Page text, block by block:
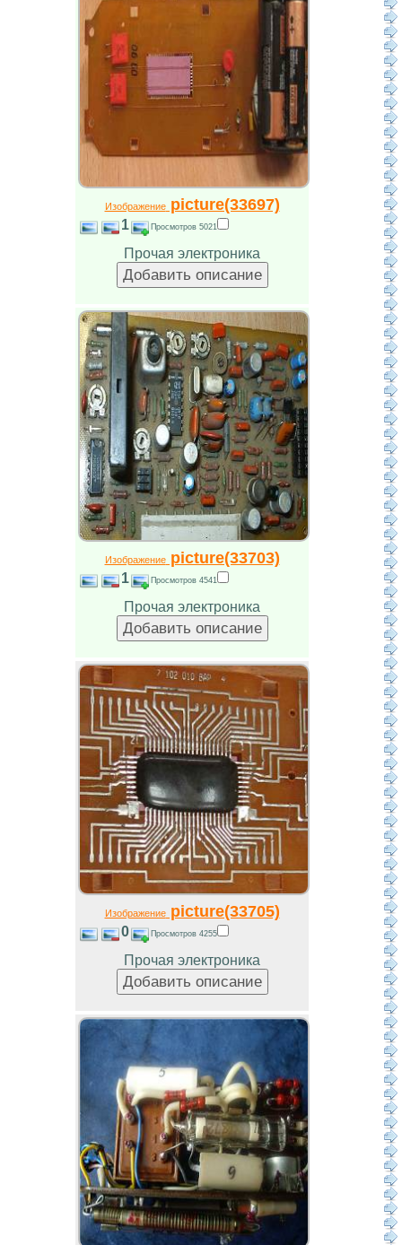
Изображениеpicture(33697)
1 Просмотров 5021
Прочая электроника
Изображениеpicture(33703)
1 Просмотров 4541
Прочая электроника
Изображениеpicture(33705)
0 Просмотров 4255
Прочая электроника